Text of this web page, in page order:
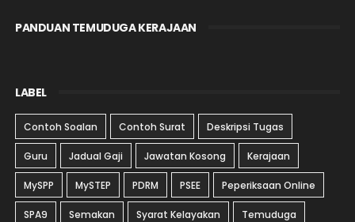
PANDUAN TEMUDUGA KERAJAAN
LABEL
Contoh Soalan Contoh Surat Deskripsi Tugas
Guru Jadual Gaji Jawatan Kosong Kerajaan
MySPP MySTEP PDRM PSEE Peperiksaan Online
SPA9 Semakan Syarat Kelayakan Temuduga